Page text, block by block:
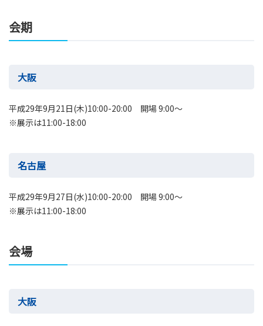
会期
大阪
平成29年9月21日(木)10:00-20:00 開場 9:00～
※展示は11:00-18:00
名古屋
平成29年9月27日(水)10:00-20:00 開場 9:00～
※展示は11:00-18:00
会場
大阪